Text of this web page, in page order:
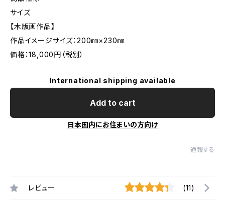
サイズ
【木版画作品】
作品イメージサイズ：200㎜×230㎜
価格：18,000円（税別）
International shipping available
Add to cart
日本国内にお住まいの方向け
通報する
レビュー (11)